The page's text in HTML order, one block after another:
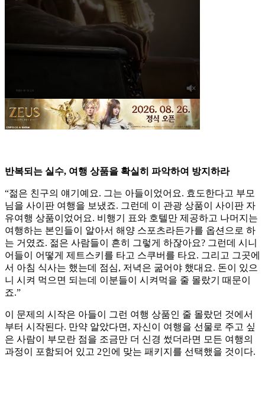
반복되는 실수, 여행 상품을 확실히 파악하여 방지하라
“젊은 친구의 얘기예요. 그는 아들이었어요. 효도한다고 부모
님을 사이판 여행을 보냈죠. 그런데 이 관광 상품이 사이판 자
유여행 상품이었어요. 비행기 표와 호텔만 제공하고 나머지는
여행하는 본인들이 알아서 해양 스포츠라든가를 옵션으로 하
는 거였죠. 젊은 사람들이 흔히 그렇게 하잖아요? 그런데 시니
어들이 어떻게 제트스키를 타고 스쿠버를 타요. 그리고 그곳에
서 아침 식사는 했는데 점심, 저녁은 굶어야 했대요. 돈이 있으
니 시켜 먹으면 되는데 이분들이 시켜먹을 줄 몰랐기 때문이
죠.”
이 문제의 시작은 아들이 그런 여행 상품인 줄 몰랐던 것에서
부터 시작된다. 만약 알았다면, 자신이 여행을 선물로 주고 싶
은 사람이 부모란 점을 조금만 더 신경 썼더라면 모든 여행의
과정이 포함되어 있고 2인에 맞는 패키지를 선택했을 것이다.